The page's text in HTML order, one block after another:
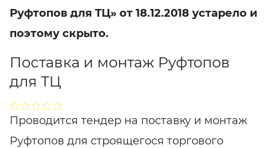
Руфтопов для ТЦ» от 18.12.2018 устарело и
поэтому скрыто.
Поставка и монтаж Руфтопов
для ТЦ
Проводится тендер на поставку и монтаж
Руфтопов для строящегося торгового